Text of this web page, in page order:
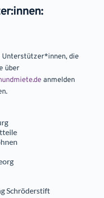
Unterstützer*innen, die
sich gerne über
anmelden
Schröderstift